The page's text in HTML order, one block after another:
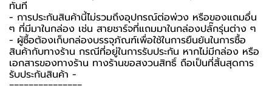
ทันที
- การประกันสินค้านี้ไม่รวมถึงอุปกรณ์ต่อพ่วง หรือของแถมอื่น
ๆ ที่มีมาในกล่อง เช่น สายชาร์จที่แถมมาในกล่องปลั๊กรุ่นต่าง ๆ
-️ ผู้ซื้อต้องเก็บกล่องบรรจุภัณฑ์เพื่อใช้ในการยืนยันในการซื้อ
สินค้ากับทางร้าน กรณีที่อยู่ในการรับประกัน หากไม่มีกล่อง หรือ
เอกสารของทางร้าน ทางร้านขอสงวนสิทธิ์ ถือเป็นที่สิ้นสุดการ
รับประกันสินค้า -️